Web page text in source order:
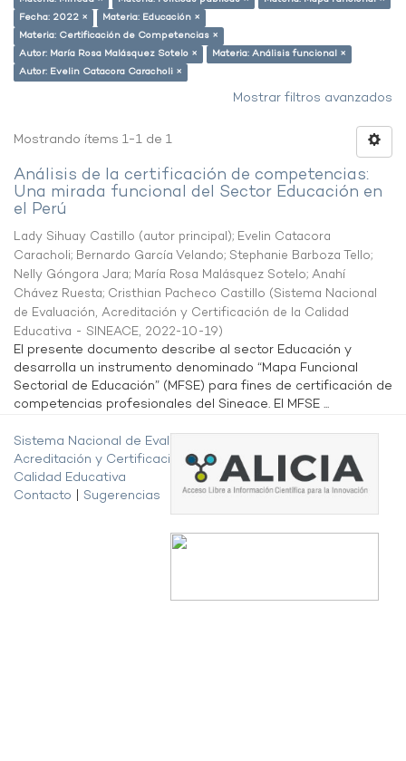
Fecha: 2022 ×
Materia: Educación ×
Materia: Certificación de Competencias ×
Autor: María Rosa Malásquez Sotelo ×
Materia: Análisis funcional ×
Autor: Evelin Catacora Caracholi ×
Mostrar filtros avanzados
Mostrando ítems 1-1 de 1
Análisis de la certificación de competencias:
Una mirada funcional del Sector Educación en
el Perú
Lady Sihuay Castillo (autor principal); Evelin Catacora
Caracholi; Bernardo García Velando; Stephanie Barboza Tello;
Nelly Góngora Jara; María Rosa Malásquez Sotelo; Anahí
Chávez Ruesta; Cristhian Pacheco Castillo (Sistema Nacional
de Evaluación, Acreditación y Certificación de la Calidad
Educativa - SINEACE, 2022-10-19)
El presente documento describe al sector Educación y
desarrolla un instrumento denominado “Mapa Funcional
Sectorial de Educación” (MFSE) para fines de certificación de
competencias profesionales del Sineace. El MFSE ...
Sistema Nacional de Evaluación,
Acreditación y Certificación de la
Calidad Educativa
Contacto
Sugerencias